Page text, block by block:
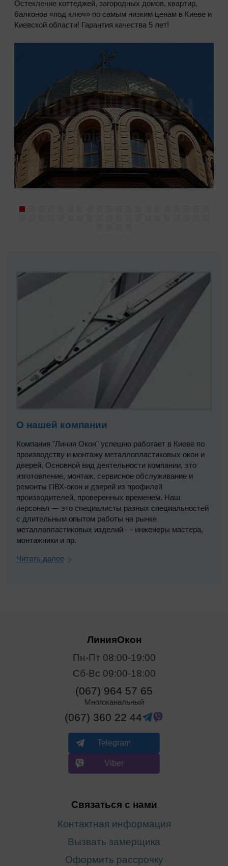
Остекление коттеджей, загородных домов, квартир,
балконов «под ключ» по самым низким ценам в Киеве и
Киевской области! Гарантия качества 5 лет!
О нашей компании
Компания "Линия Окон" успешно работает в Киеве по
производству и монтажу металлопластиковых окон и
дверей. Основной вид деятельности компании, это
изготовление, монтаж, сервисное обслуживание и
ремонты ПВХ-окон и дверей из профилей
производителей, проверенных временем. Наш
персонал — это специалисты разных специальностей
с длительным опытом работы на рынке
металлопластиковых изделий — инженеры мастера,
монтажники и пр.
Читать далее
ЛинияОкон
Пн-Пт 08:00-19:00
Сб-Вс 09:00-18:00
(067) 964 57 65
Многоканальный
(067) 360 22 44
Telegram
Viber
Связаться с нами
Контактная информация
Вызвать замерщика
Оформить рассрочку